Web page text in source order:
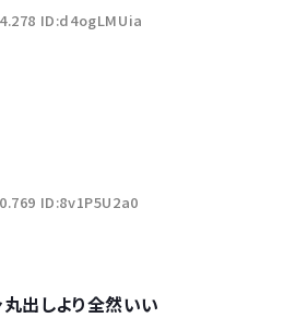
ID:d4ogLMUia
ID:8v1P5U2a0
出しより全然いい